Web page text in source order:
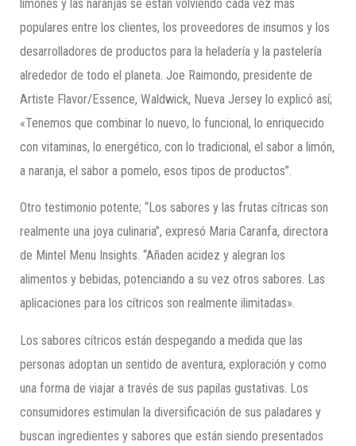
limones y las naranjas se están volviendo cada vez más
populares entre los clientes, los proveedores de insumos y los
desarrolladores de productos para la heladería y la pastelería
alrededor de todo el planeta. Joe Raimondo, presidente de
Artiste Flavor/Essence, Waldwick, Nueva Jersey lo explicó así;
«Tenemos que combinar lo nuevo, lo funcional, lo enriquecido
con vitaminas, lo energético, con lo tradicional, el sabor a limón,
a naranja, el sabor a pomelo, esos tipos de productos”.
Otro testimonio potente; “Los sabores y las frutas cítricas son
realmente una joya culinaria”, expresó Maria Caranfa, directora
de Mintel Menu Insights. “Añaden acidez y alegran los
alimentos y bebidas, potenciando a su vez otros sabores. Las
aplicaciones para los cítricos son realmente ilimitadas».
Los sabores cítricos están despegando a medida que las
personas adoptan un sentido de aventura, exploración y como
una forma de viajar a través de sus papilas gustativas. Los
consumidores estimulan la diversificación de sus paladares y
buscan ingredientes y sabores que están siendo presentados